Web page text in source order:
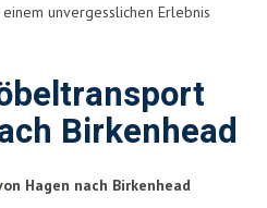
unvergesslichen Erlebnis
Birkenhead
Hagen nach Birkenhead